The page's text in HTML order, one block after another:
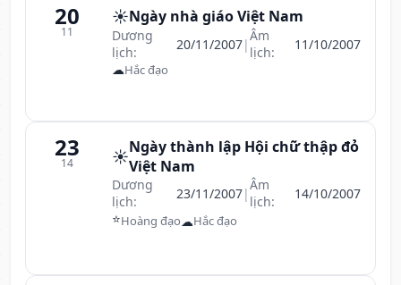
20
11
☀️Ngày nhà giáo Việt Nam
Dương
lịch:
20/11/2007|Âm
lịch:
11/10/2007
☁Hắc đạo
23
14 ☀️Ngày thành lập Hội chữ thập đỏ
Việt Nam
Dương
lịch:
23/11/2007|Âm
lịch:
14/10/2007
⭐Hoàng đạo☁Hắc đạo